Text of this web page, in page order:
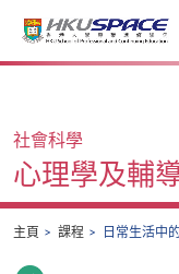
Main
社會科學
心理學及輔
主頁 課程 日常生活中